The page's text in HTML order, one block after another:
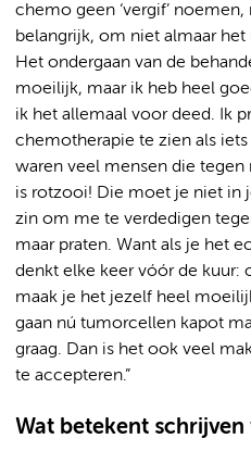
chemo geen ‘vergif’ noemen,
belangrijk, om niet almaar
Het ondergaan van de
moeilijk, maar ik heb heel
ik het allemaal voor deed. Ik
chemotherapie te zien als
waren veel mensen die
is rotzooi! Die moet je niet in
zin om me te verdedigen
maar praten. Want als je het
denkt elke keer vóór de kuur:
maak je het jezelf heel
gaan nú tumorcellen kapot
graag. Dan is het ook veel
te accepteren.”
Wat betekent schrijven